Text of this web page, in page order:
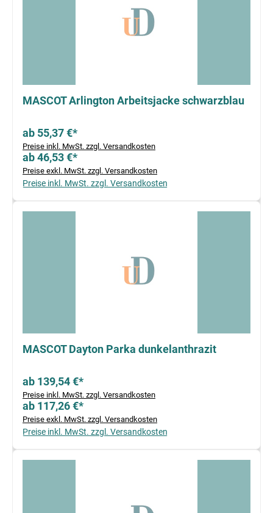
MASCOT Arlington Arbeitsjacke schwarzblau
ab 55,37 €*
Preise inkl. MwSt. zzgl. Versandkosten
ab 46,53 €*
Preise exkl. MwSt. zzgl. Versandkosten
Preise inkl. MwSt. zzgl. Versandkosten
MASCOT Dayton Parka dunkelanthrazit
ab 139,54 €*
Preise inkl. MwSt. zzgl. Versandkosten
ab 117,26 €*
Preise exkl. MwSt. zzgl. Versandkosten
Preise inkl. MwSt. zzgl. Versandkosten